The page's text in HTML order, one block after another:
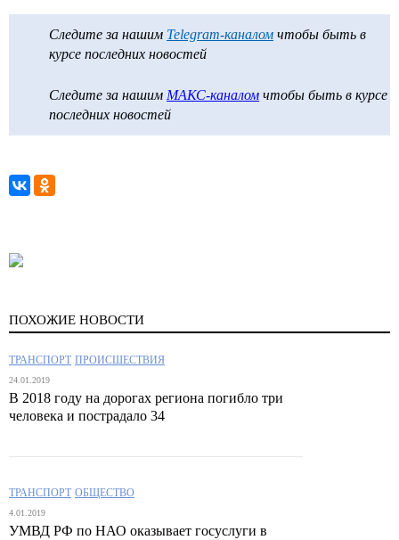
Следите за нашим Telegram-каналом чтобы быть в
курсе последних новостей
Следите за нашим МАКС-каналом чтобы быть в курсе
последних новостей
ПОХОЖИЕ НОВОСТИ
ТРАНСПОРТ ПРОИСШЕСТВИЯ
24.01.2019
В 2018 году на дорогах региона погибло три
человека и пострадало 34
ТРАНСПОРТ ОБЩЕСТВО
4.01.2019
УМВД РФ по НАО оказывает госуслуги в